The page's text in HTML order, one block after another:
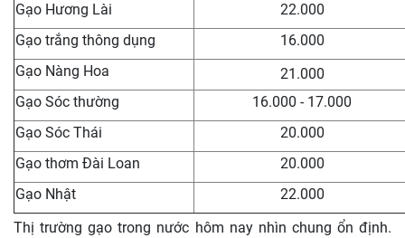
Gạo Hương Lài
22.000
Gạo trắng thông dụng
16.000
Gạo Nàng Hoa
21.000
Gạo Sóc thường
16.000 - 17.000
Gạo Sóc Thái
20.000
Gạo thơm Đài Loan
20.000
Gạo Nhật
22.000
Thị trường gạo trong nước hôm nay nhìn chung ổn định.